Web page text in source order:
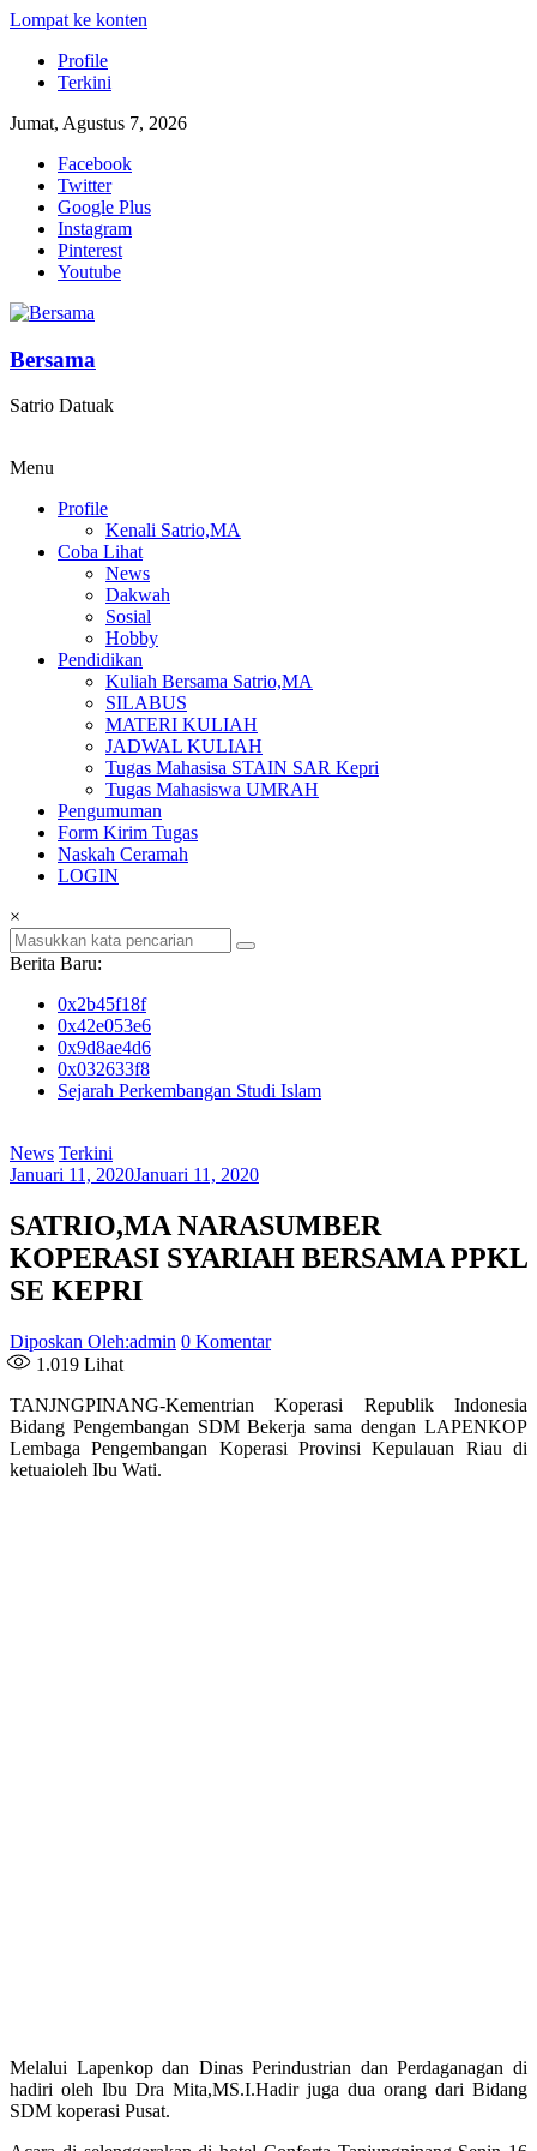
Lompat ke konten
Profile
Terkini
Jumat, Agustus 7, 2026
Facebook
Twitter
Google Plus
Instagram
Pinterest
Youtube
Bersama
Satrio Datuak
Menu
Profile
Kenali Satrio,MA
Coba Lihat
News
Dakwah
Sosial
Hobby
Pendidikan
Kuliah Bersama Satrio,MA
SILABUS
MATERI KULIAH
JADWAL KULIAH
Tugas Mahasisa STAIN SAR Kepri
Tugas Mahasiswa UMRAH
Pengumuman
Form Kirim Tugas
Naskah Ceramah
LOGIN
×
Berita Baru:
0x2b45f18f
0x42e053e6
0x9d8ae4d6
0x032633f8
Sejarah Perkembangan Studi Islam
News Terkini
Januari 11, 2020Januari 11, 2020
SATRIO,MA NARASUMBER
KOPERASI SYARIAH BERSAMA PPKL
SE KEPRI
Diposkan Oleh:admin 0 Komentar
1.019 Lihat
TANJNGPINANG-Kementrian Koperasi Republik Indonesia
Bidang Pengembangan SDM Bekerja sama dengan LAPENKOP
Lembaga Pengembangan Koperasi Provinsi Kepulauan Riau di
ketuaioleh Ibu Wati.
Melalui Lapenkop dan Dinas Perindustrian dan Perdaganagan di
hadiri oleh Ibu Dra Mita,MS.I.Hadir juga dua orang dari Bidang
SDM koperasi Pusat.